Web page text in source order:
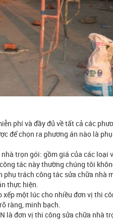
phí và đầy đủ về tất cả các
để chọn ra phương án nào là
trọn gói: gồm giá của các
tác này thường chúng tôi
trách công tác sửa chữa nhà
thực hiện.
một lúc cho nhiều đơn vị thi
ràng, minh bạch.
là đơn vị thi công sửa chữa nhà